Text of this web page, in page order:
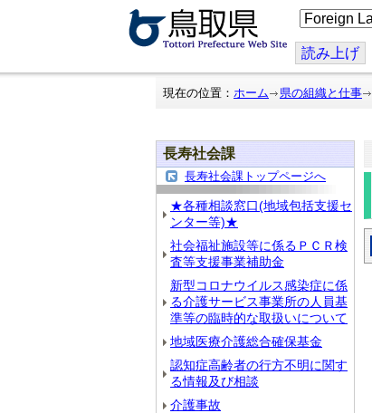
こ
の
ジ
を
翻
読み上げ
現在の位置： ホーム 県の組織と仕事
長寿社会課
長寿社会課トップページへ
★各種相談窓口(地域包括支援セ
ンター等)★
社会福祉施設等に係るＰＣＲ検
査等支援事業補助金
新型コロナウイルス感染症に係
る介護サービス事業所の人員基
準等の臨時的な取扱いについて
地域医療介護総合確保基金
認知症高齢者の行方不明に関す
る情報及び相談
介護事故